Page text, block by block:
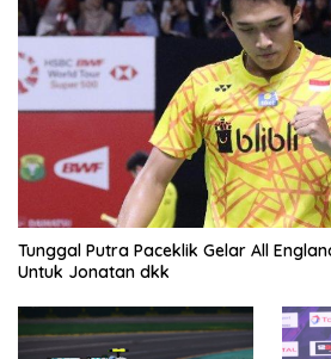
Tunggal Putra Paceklik Gelar All
Untuk Jonatan dkk